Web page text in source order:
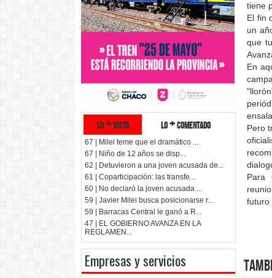
lo + visto lo + comentado
67 | Milei teme que el dramático ...
67 | Niño de 12 años se disp...
62 | Detuvieron a una joven acusada de...
61 | Coparticipación: las transfe...
60 | No declaró la joven acusada ...
59 | Javier Milei busca posicionarse r...
59 | Barracas Central le ganó a R...
47 | EL GOBIERNO AVANZA EN LA
REGLAMEN...
Empresas y servicios
tiene
El fin
un
que
En
Pero
Para
futuro